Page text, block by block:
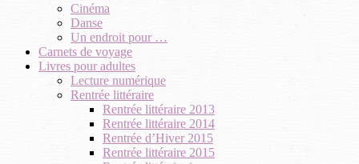
Cinéma
Danse
Un endroit pour …
Carnets de voyage
Livres pour adultes
Lecture numérique
Rentrée littéraire
Rentrée littéraire 2013
Rentrée littéraire 2014
Rentrée d’Hiver 2015
Rentrée littéraire 2015